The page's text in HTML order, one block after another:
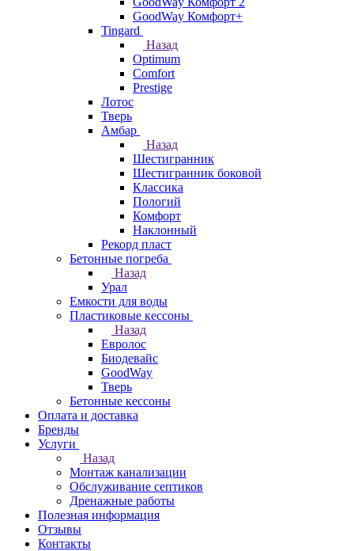
GoodWay Комфорт+
Tingard
Назад
Optimum
Comfort
Prestige
Лотос
Тверь
Амбар
Назад
Шестигранник
Шестигранник боковой
Классика
Пологий
Комфорт
Наклонный
Рекорд пласт
Бетонные погреба
Назад
Урал
Емкости для воды
Пластиковые кессоны
Назад
Евролос
Биодевайс
GoodWay
Тверь
Бетонные кессоны
Оплата и доставка
Бренды
Услуги
Назад
Монтаж канализации
Обслуживание септиков
Дренажные работы
Полезная информация
Отзывы
Контакты